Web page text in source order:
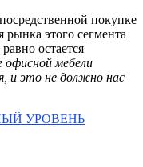
покупке
этого сегмента
остается
офисной мебели
и это не должно нас
УРОВЕНЬ